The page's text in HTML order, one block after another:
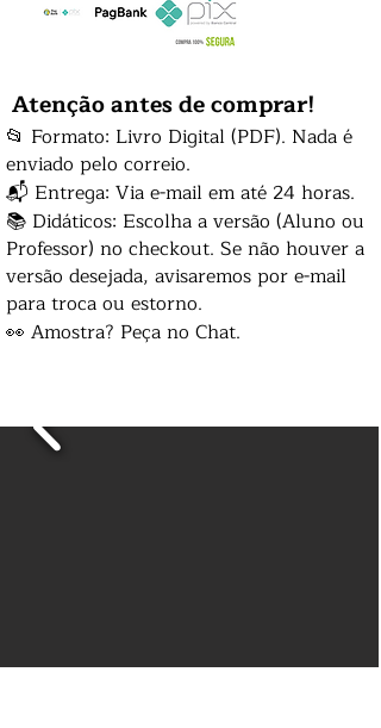
Atenção antes de comprar!
📂 Formato: Livro Digital (PDF). Nada é
enviado pelo correio.
📬 Entrega: Via e-mail em até 24 horas.
📚 Didáticos: Escolha a versão (Aluno ou
Professor) no checkout. Se não houver a
versão desejada, avisaremos por e-mail
para troca ou estorno.
👀 Amostra? Peça no Chat.